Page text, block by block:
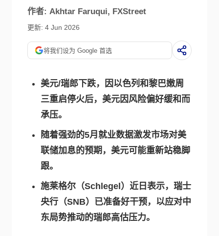
作者: Akhtar Faruqui, FXStreet
更新: 4 Jun 2026
将我们设为 Google 首选
美元/瑞郎下跌，因以色列和黎巴嫩周
三重启停火后，美元因风险偏好缓和而
承压。
随着强劲的5月就业数据激发市场对美
联储加息的预期，美元可能重新站稳脚
跟。
施莱格尔（Schlegel）近日表示，瑞士
央行（SNB）已准备好干预，以应对中
东局势推动的瑞郎高估压力。